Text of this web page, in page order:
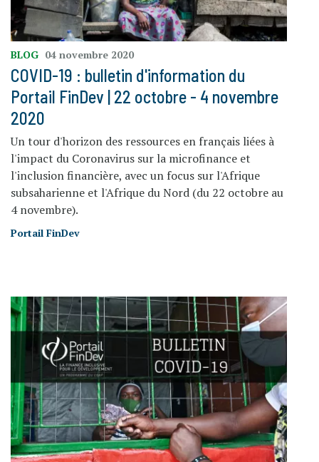
BLOG 04 novembre 2020
COVID-19 : bulletin d'information du
Portail FinDev | 22 octobre - 4 novembre
2020
Un tour d'horizon des ressources en français liées à
l'impact du Coronavirus sur la microfinance et
l'inclusion financière, avec un focus sur l'Afrique
subsaharienne et l'Afrique du Nord (du 22 octobre au
4 novembre).
Portail FinDev